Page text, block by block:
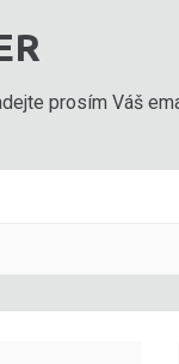
prosím Váš